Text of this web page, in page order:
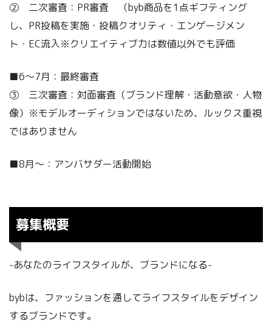
➁ 二次審査：PR審査 （byb商品を1点ギフティング
し、PR投稿を実施・投稿クオリティ・エンゲージメン
ト・EC流入※クリエイティブ力は数値以外でも評価
■6〜7月：最終審査
➂ 三次審査：対面審査（ブランド理解・活動意欲・人物
像）※モデルオーディションではないため、ルックス重視
ではありません
■8月〜：アンバサダー活動開始
募集概要
-あなたのライフスタイルが、ブランドになる-
bybは、ファッションを通してライフスタイルをデザイン
するブランドです。